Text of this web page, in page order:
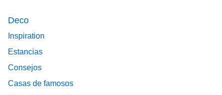
Deco
Inspiration
Estancias
Consejos
Casas de famosos